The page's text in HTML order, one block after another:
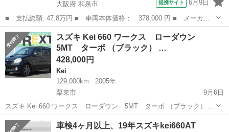
大阪府 和泉市 提携サイト 6月9日
■ 支払総額: 47.8万円 ■ 車両本体価格： 378,000 円 ■ メーカー
名： スズキ ■ 車種名： Ｋｅｉワークス ■ グレード名： ベー
スグレード ＡＴ車 ターボ 純正レカロシート 純正ＡＷ ＥＴ
Ｃ 前後ディス...
大阪 和泉市 Kei
スズキ Kei 660 ワークス ローダウン
5MT ターボ （ブラック） …
428,000円
Kei
129,000km
2005年
栗東市
9月6日
スズキ Kei 660 ワークス ローダウン 5MT ターボ （ブラック） ハ
ッチバック 軽自動車 本体価格 428,000円 支払総額 550,000円 年式
(初度登録年):2005(H17) 走行距離:12.9万k...
滋賀 栗東市 ワークス
車検4ヶ月以上、19年スズキkei660AT